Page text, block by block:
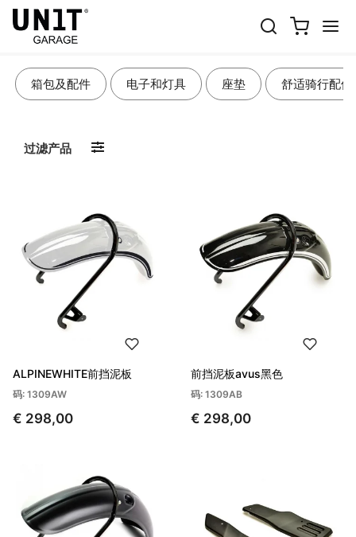
箱包及配件 电子和灯具 座垫 舒适骑行配件
过滤产品
ALPINEWHITE前挡泥板
码: 1309AW
€ 298,00
前挡泥板avus黑色
码: 1309AB
€ 298,00